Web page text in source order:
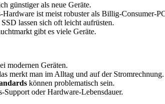
günstiger als neue Geräte.
Hardware ist meist robuster als Billig-Consumer-
lassen sich oft leicht aufrüsten.
gibt es viele Geräte.
modernen Geräten.
merkt man im Alltag und auf der Stromrechnung.
können problematisch sein.
Support oder Hardware-Lebensdauer.